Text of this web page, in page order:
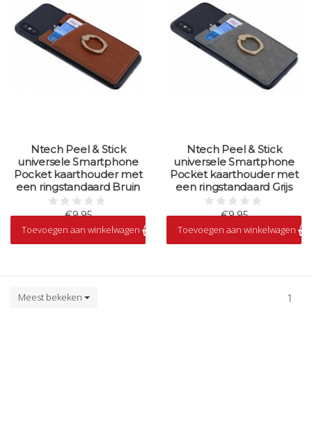
Ntech Peel & Stick
universele Smartphone
Pocket kaarthouder met
een ringstandaard Bruin
€9,95
Op voorraad
Toevoegen aan winkelwagen
Ntech Peel & Stick
universele Smartphone
Pocket kaarthouder met
een ringstandaard Grijs
€9,95
Op voorraad
Toevoegen aan winkelwagen
Meest bekeken 1